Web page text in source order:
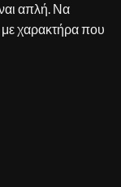
απλή. Να
χαρακτήρα που